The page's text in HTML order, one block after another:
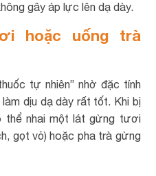
gây áp lực lên dạ dày.
hoặc uống trà
tự nhiên” nhờ đặc tính
làm dịu dạ dày rất tốt. Khi bị
thể nhai một lát gừng tươi
gọt vỏ) hoặc pha trà gừng